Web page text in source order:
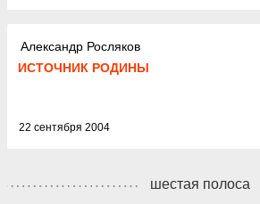
Александр Росляков
ИСТОЧНИК РОДИНЫ
22 сентября 2004
шестая полоса